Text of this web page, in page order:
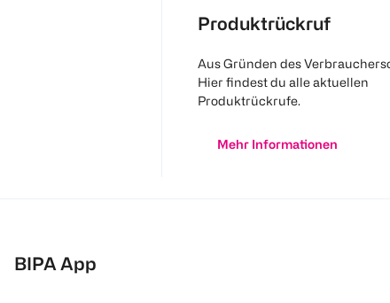
Produktrückruf
Aus Gründen des
Hier findest du alle aktuellen
Produktrückrufe.
Mehr Informationen
BIPA App